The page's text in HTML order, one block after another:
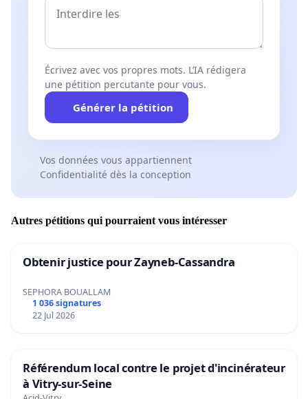
Écrivez avec vos propres mots. L’IA rédigera
une pétition percutante pour vous.
Générer la pétition
Vos données vous appartiennent
Confidentialité dès la conception
Autres pétitions qui pourraient vous intéresser
Obtenir justice pour Zayneb-Cassandra
SEPHORA BOUALLAM
1 036 signatures
22 Jul 2026
Référendum local contre le projet d'incinérateur
à Vitry-sur-Seine